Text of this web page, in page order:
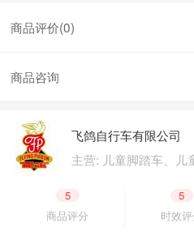
商品评价(0)
商品咨询
飞鸽自行车有限公司
主营: 儿童脚踏车、儿
5
商品评分
5
时效